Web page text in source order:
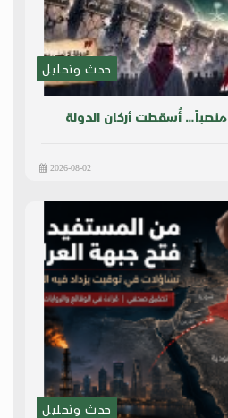
حدث وتحليل
“الهدم من الداخل: بـ 23 منصباً… أُسقطت أركان الدولة
2026-08-02
حدث وتحليل